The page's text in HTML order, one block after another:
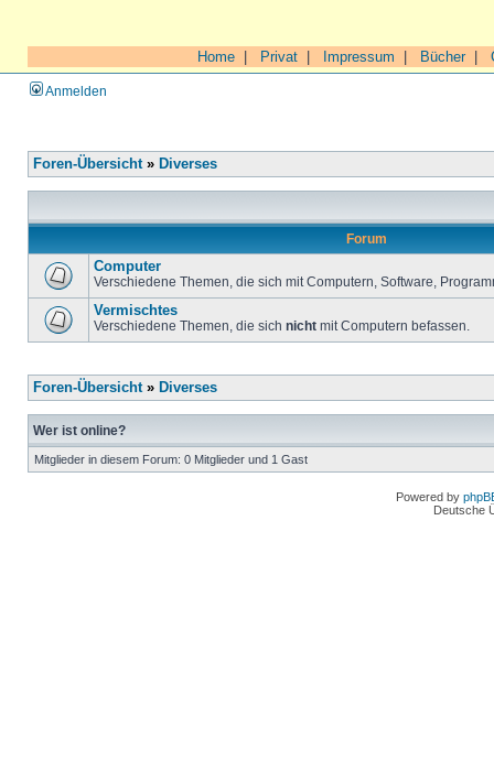
Home Privat Impressum Bücher|
Anmelden
Foren-Übersicht» Diverses
Forum
Computer
Verschiedene Themen, die sich mit Computern, Software,
Vermischtes
Verschiedene Themen, die sich nicht mit Computern befassen.
Foren-Übersicht» Diverses
Wer ist online?
Mitglieder in diesem Forum: 0 Mitglieder und 1 Gast
Powered by
Deutsche